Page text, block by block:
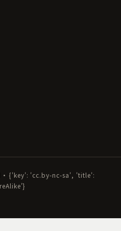
· {'key': 'cc.by-nc-sa', 'title':